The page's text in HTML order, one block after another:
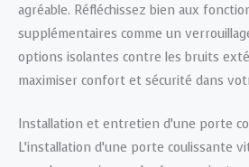
agréable. Réfléchissez bien aux
supplémentaires comme un
options isolantes contre les bruits
maximiser confort et sécurité dans
Installation et entretien d’une porte
L’installation d’une porte coulissante